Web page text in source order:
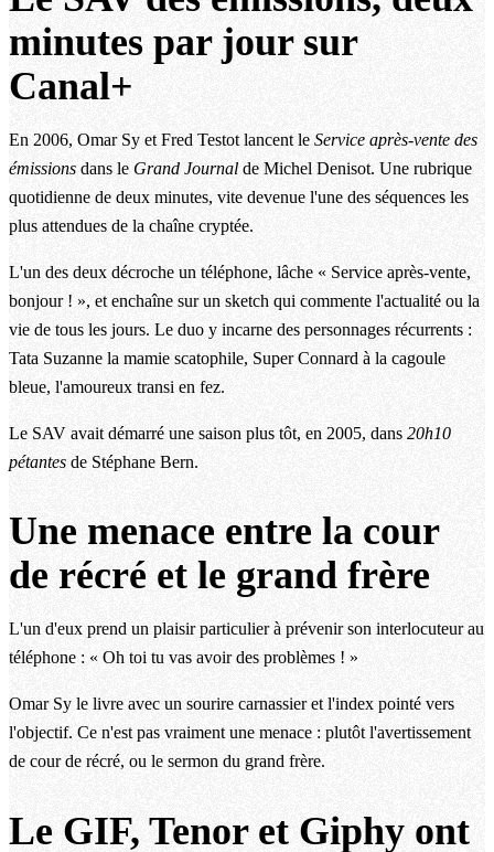
minutes par jour sur
Canal+
En 2006, Omar Sy et Fred Testot lancent le Service après-vente des
émissions dans le Grand Journal de Michel Denisot. Une rubrique
quotidienne de deux minutes, vite devenue l'une des séquences les
plus attendues de la chaîne cryptée.
L'un des deux décroche un téléphone, lâche « Service après-vente,
bonjour ! », et enchaîne sur un sketch qui commente l'actualité ou la
vie de tous les jours. Le duo y incarne des personnages récurrents :
Tata Suzanne la mamie scatophile, Super Connard à la cagoule
bleue, l'amoureux transi en fez.
Le SAV avait démarré une saison plus tôt, en 2005, dans 20h10
pétantes de Stéphane Bern.
Une menace entre la cour
de récré et le grand frère
L'un d'eux prend un plaisir particulier à prévenir son interlocuteur au
téléphone : « Oh toi tu vas avoir des problèmes ! »
Omar Sy le livre avec un sourire carnassier et l'index pointé vers
l'objectif. Ce n'est pas vraiment une menace : plutôt l'avertissement
de cour de récré, ou le sermon du grand frère.
Le GIF, Tenor et Giphy ont